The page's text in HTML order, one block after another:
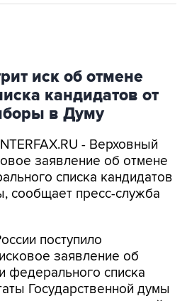
иск об отмене
кандидатов от
в Думу
- Верховный
списка кандидатов
сообщает пресс-служба
поступило
федерального списка
Государственной думы
политической
заявили в суде.